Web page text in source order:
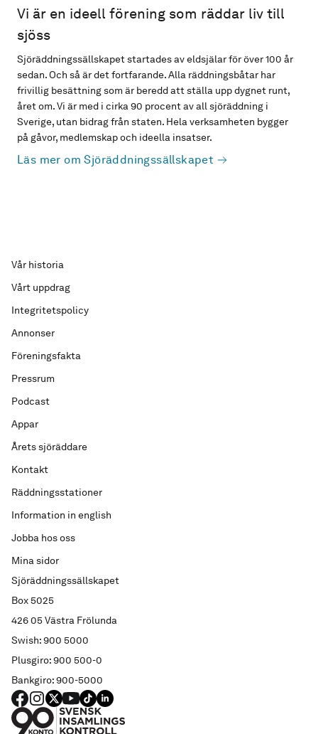
Vi är en ideell förening som räddar liv till
sjöss
Sjöräddningssällskapet startades av eldsjälar för över 100 år
sedan. Och så är det fortfarande. Alla räddningsbåtar har
frivillig besättning som är beredd att ställa upp dygnet runt,
året om. Vi är med i cirka 90 procent av all sjöräddning i
Sverige, utan bidrag från staten. Hela verksamheten bygger
på gåvor, medlemskap och ideella insatser.
Läs mer om Sjöräddningssällskapet
Sjöräddningssällskapet
Box 5025
426 05 Västra Frölunda
Swish: 900 5000
Plusgiro: 900 500-0
Bankgiro: 900-5000
Vår historia
Vårt uppdrag
Integritetspolicy
Annonser
Föreningsfakta
Pressrum
Podcast
Appar
Årets sjöräddare
Kontakt
Räddningsstationer
Information in english
Jobba hos oss
Mina sidor
FACEBOOK
Instagram
X YouTube
TIKTOKLINKED IN